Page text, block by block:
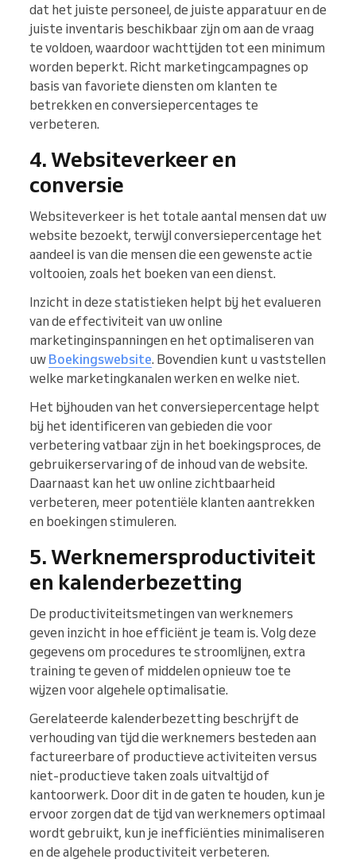
dat het juiste personeel, de juiste apparatuur en de
juiste inventaris beschikbaar zijn om aan de vraag
te voldoen, waardoor wachttijden tot een minimum
worden beperkt. Richt marketingcampagnes op
basis van favoriete diensten om klanten te
betrekken en conversiepercentages te
verbeteren.
4. Websiteverkeer en
conversie
Websiteverkeer is het totale aantal mensen dat uw
website bezoekt, terwijl conversiepercentage het
aandeel is van die mensen die een gewenste actie
voltooien, zoals het boeken van een dienst.
Inzicht in deze statistieken helpt bij het evalueren
van de effectiviteit van uw online
marketinginspanningen en het optimaliseren van
uw Boekingswebsite. Bovendien kunt u vaststellen
welke marketingkanalen werken en welke niet.
Het bijhouden van het conversiepercentage helpt
bij het identificeren van gebieden die voor
verbetering vatbaar zijn in het boekingsproces, de
gebruikerservaring of de inhoud van de website.
Daarnaast kan het uw online zichtbaarheid
verbeteren, meer potentiële klanten aantrekken
en boekingen stimuleren.
5. Werknemersproductiviteit
en kalenderbezetting
De productiviteitsmetingen van werknemers
geven inzicht in hoe efficiënt je team is. Volg deze
gegevens om procedures te stroomlijnen, extra
training te geven of middelen opnieuw toe te
wijzen voor algehele optimalisatie.
Gerelateerde kalenderbezetting beschrijft de
verhouding van tijd die werknemers besteden aan
factureerbare of productieve activiteiten versus
niet-productieve taken zoals uitvaltijd of
kantoorwerk. Door dit in de gaten te houden, kun je
ervoor zorgen dat de tijd van werknemers optimaal
wordt gebruikt, kun je inefficiënties minimaliseren
en de algehele productiviteit verbeteren.